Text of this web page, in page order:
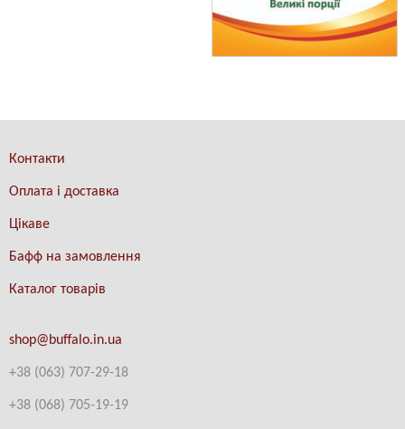
Контакти
Оплата і доставка
Цікаве
Бафф на замовлення
Каталог товарів
shop@buffalo.in.ua
+38 (063) 707-29-18
+38 (068) 705-19-19